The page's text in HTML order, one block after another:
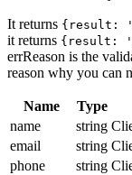
It returns {result:
it returns {result:
errReason is the
reason why you can
Name Type
name
string
email
string
phone
string